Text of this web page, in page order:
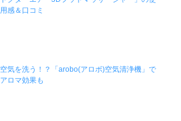
用感＆口コミ
空気を洗う！？「arobo(アロボ)空気清浄機」で
アロマ効果も